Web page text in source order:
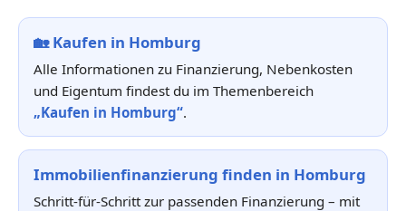
🏡Kaufen in Homburg
Alle Informationen zu Finanzierung, Nebenkosten
und Eigentum findest du im Themenbereich
„Kaufen in Homburg“.
Immobilienfinanzierung finden in Homburg
Schritt-für-Schritt zur passenden Finanzierung – mit